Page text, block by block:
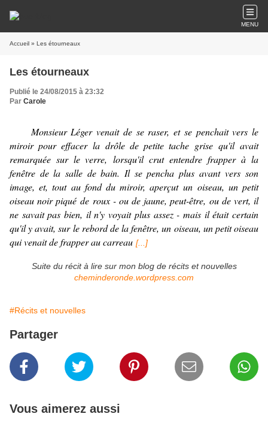
MENU
Accueil » Les étourneaux
Les étourneaux
Publié le 24/08/2015 à 23:32
Par Carole
Monsieur Léger venait de se raser, et se penchait vers le
miroir pour effacer la drôle de petite tache grise qu'il avait
remarquée sur le verre, lorsqu'il crut entendre frapper à la
fenêtre de la salle de bain. Il se pencha plus avant vers son
image, et, tout au fond du miroir, aperçut un oiseau, un petit
oiseau noir piqué de roux - ou de jaune, peut-être, ou de vert, il
ne savait pas bien, il n'y voyait plus assez - mais il était certain
qu'il y avait, sur le rebord de la fenêtre, un oiseau, un petit oiseau
qui venait de frapper au carreau [... ]
Suite du récit à lire sur mon blog de récits et nouvelles
cheminderonde.wordpress.com
#Récits et nouvelles
Partager
Vous aimerez aussi